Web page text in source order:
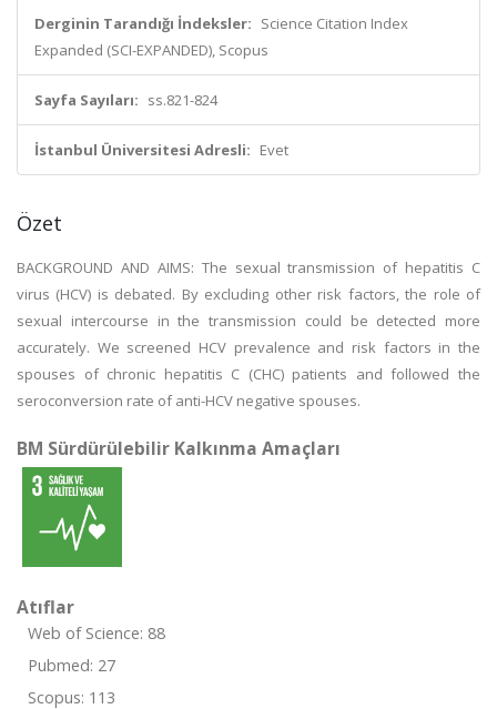
Derginin Tarandığı İndeksler: Science Citation Index
Expanded (SCI-EXPANDED), Scopus
Sayfa Sayıları: ss.821-824
İstanbul Üniversitesi Adresli: Evet
Özet
BACKGROUND AND AIMS: The sexual transmission of hepatitis C
virus (HCV) is debated. By excluding other risk factors, the role of
sexual intercourse in the transmission could be detected more
accurately. We screened HCV prevalence and risk factors in the
spouses of chronic hepatitis C (CHC) patients and followed the
seroconversion rate of anti-HCV negative spouses.
BM Sürdürülebilir Kalkınma Amaçları
Atıflar
Web of Science: 88
Pubmed: 27
Scopus: 113